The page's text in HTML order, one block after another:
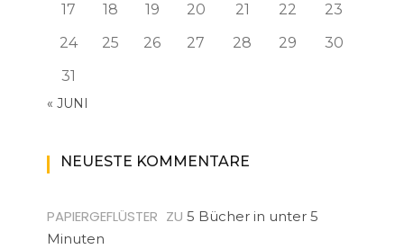
17
18 19 20 21 22
23
24
25 26 27 28 29
30
31
« JUNI
NEUESTE KOMMENTARE
PAPIERGEFLÜSTER ZU 5 Bücher in unter 5
Minuten